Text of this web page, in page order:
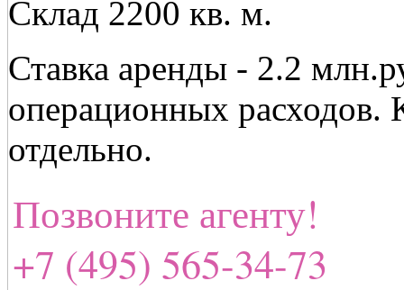
Склад 2200 кв. м.
Ставка аренды - 2.2
операционных
отдельно.
Позвоните агенту!
+7 (495) 565-34-73